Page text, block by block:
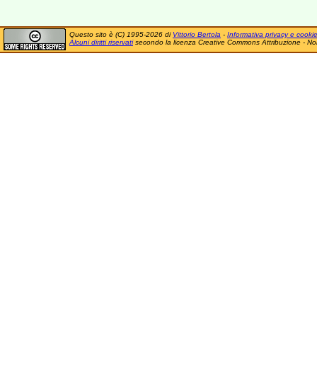
Questo sito è (C) 1995-2026 di Vittorio Bertola - Informativa privacy e cookie
Alcuni diritti riservatisecondo la licenza Creative Commons Attribuzione -